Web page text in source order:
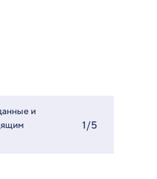
и
1/5